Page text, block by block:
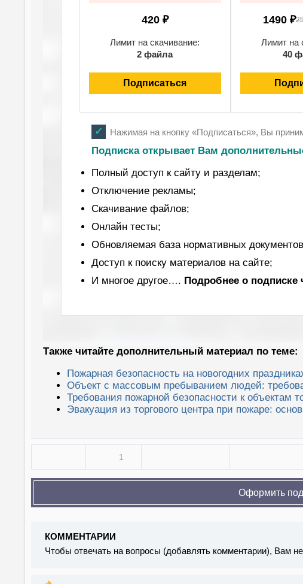
420 ₽
Лимит на скачивание:
2 файла
Подписаться
1490 ₽
Лимит на
40
Нажимая на кнопку «Подписаться», Вы
Подписка открывает Вам
Полный доступ к сайту и разделам;
Отключение рекламы;
Скачивание файлов;
Онлайн тесты;
Обновляемая база нормативных
Доступ к поиску материалов на сайте;
И многое другое…. Подробнее о подписке
Также читайте дополнительный материал по теме:
Пожарная безопасность на новогодних
Объект с массовым пребыванием людей:
Требования пожарной безопасности к объектам
Эвакуация из торгового центра при пожаре:
1
Оформить
КОММЕНТАРИИ
Чтобы отвечать на вопросы (добавлять комментарии), Вам